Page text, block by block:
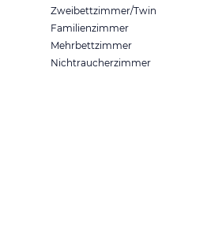
Zweibettzimmer/Twin
Familienzimmer
Mehrbettzimmer
Nichtraucherzimmer